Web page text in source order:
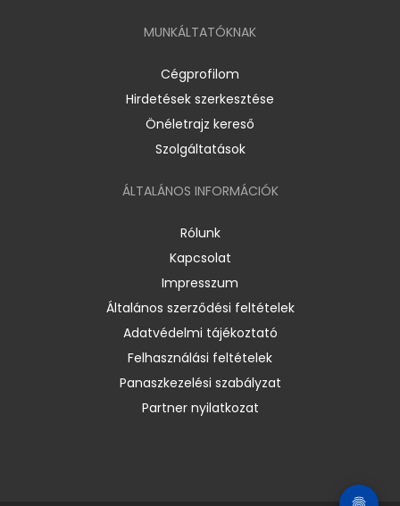
MUNKÁLTATÓKNAK
Cégprofilom
Hirdetések szerkesztése
Önéletrajz kereső
Szolgáltatások
ÁLTALÁNOS INFORMÁCIÓK
Rólunk
Kapcsolat
Impresszum
Általános szerződési feltételek
Adatvédelmi tájékoztató
Felhasználási feltételek
Panaszkezelési szabályzat
Partner nyilatkozat